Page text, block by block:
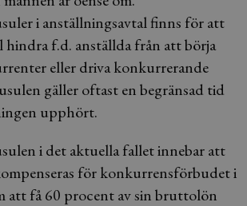
i anställningsavtal finns för att
hindra f.d. anställda från att börja
eller driva konkurrerande
gäller oftast en begränsad tid
upphört.
i det aktuella fallet innebar att
för konkurrensförbudet i
att få 60 procent av sin bruttolön